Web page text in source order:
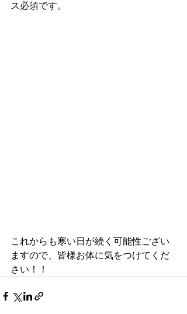
ス必須です。
これからも寒い日が続く可能性ござい
ますので、皆様お体に気をつけてくだ
さい！！